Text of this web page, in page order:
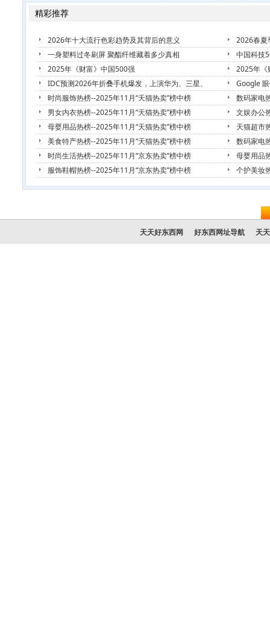
精彩推荐
2026年十大流行色彩趋势及其背后的意义
2026春夏
一身塑料过冬刷屏 聚酯纤维藏着多少真相
中国科技
2025年《财富》中国500强
2025年《
IDC预测2026年折叠手机爆发，上演华为、三星、
Google
时尚服饰热榜--2025年11月“天猫热卖”榜中榜
数码家电
男女内衣热榜--2025年11月“天猫热卖”榜中榜
文娱办公
母婴用品热榜--2025年11月“天猫热卖”榜中榜
天猫超市
美食特产热榜--2025年11月“天猫热卖”榜中榜
数码家电
时尚生活热榜--2025年11月“京东热卖”榜中榜
母婴用品
服饰鞋帽热榜--2025年11月“京东热卖”榜中榜
个护美妆
天天好东西网 好东西网址导航 天